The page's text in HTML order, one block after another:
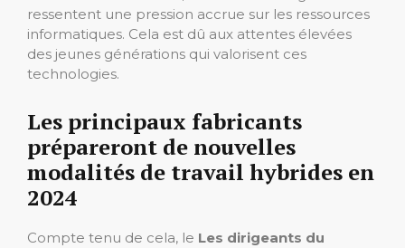
ressentent une pression accrue sur les ressources
informatiques. Cela est dû aux attentes élevées
des jeunes générations qui valorisent ces
technologies.
Les principaux fabricants
prépareront de nouvelles
modalités de travail hybrides en
2024
Compte tenu de cela, le Les dirigeants du